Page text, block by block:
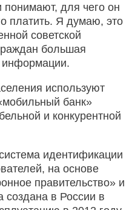
для чего он
платить. Я думаю, это
советской
большая
информации.
используют
банк»
и конкурентной
идентификации
на основе
правительство» и
создана в России в